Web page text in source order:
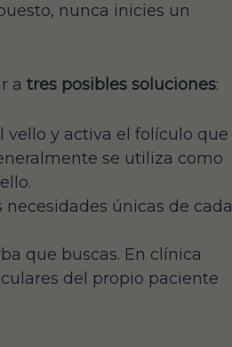
nunca inicies un
a tres posibles soluciones:
vello y activa el folículo que
se utiliza como
únicas de cada
que buscas. En clínica
del propio paciente